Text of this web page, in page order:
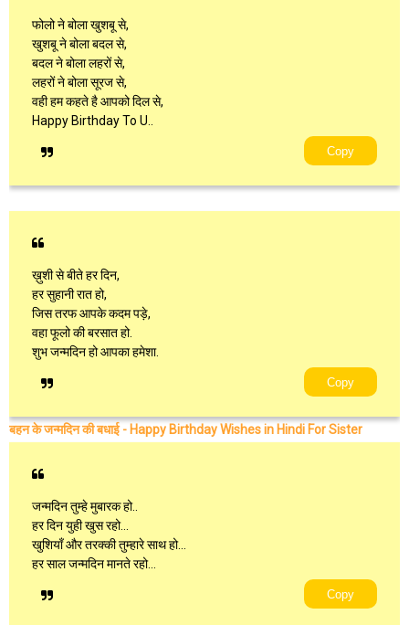
फोलो ने बोला खुशबू से,
खुशबू ने बोला बदल से,
बदल ने बोला लहरों से,
लहरों ने बोला सूरज से,
वही हम कहते है आपको दिल से,
Happy Birthday To U..
Copy
ख़ुशी से बीते हर दिन,
हर सुहानी रात हो,
जिस तरफ आपके कदम पड़े,
वहा फूलो की बरसात हो.
शुभ जन्मदिन हो आपका हमेशा.
Copy
बहन के जन्मदिन की बधाई - Happy Birthday Wishes in Hindi For Sister
जन्मदिन तुम्हे मुबारक हो..
हर दिन युही खुस रहो...
खुशियाँ और तरक्की तुम्हारे साथ हो...
हर साल जन्मदिन मानते रहो...
Copy